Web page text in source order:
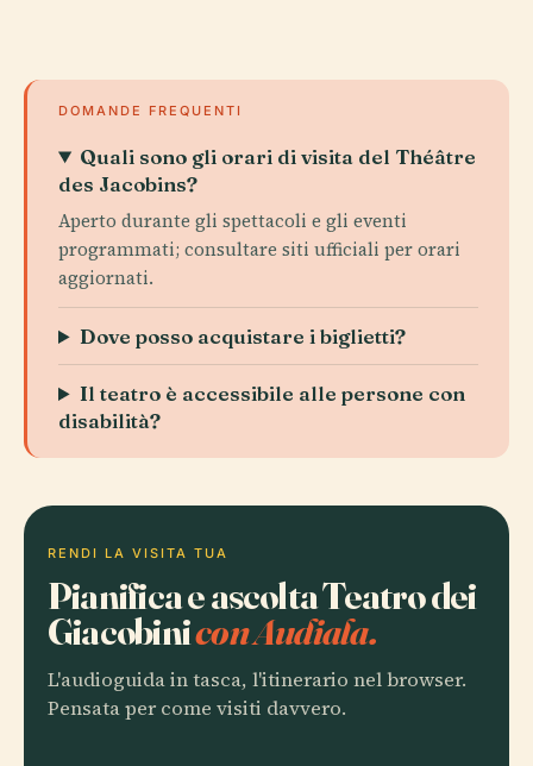
DOMANDE FREQUENTI
Quali sono gli orari di visita del Théâtre
des Jacobins?
Aperto durante gli spettacoli e gli eventi
programmati; consultare siti ufficiali per orari
aggiornati.
Dove posso acquistare i biglietti?
Il teatro è accessibile alle persone con
disabilità?
RENDI LA VISITA TUA
Pianifica e ascolta Teatro dei
Giacobinicon Audiala.
L'audioguida in tasca, l'itinerario nel browser.
Pensata per come visiti davvero.